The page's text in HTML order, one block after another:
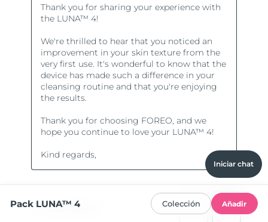
Iniciar chat
Pack LUNA™ 4 Colección Añadir